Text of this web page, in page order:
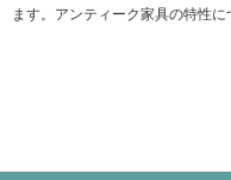
ます。アンティーク家具の特性に